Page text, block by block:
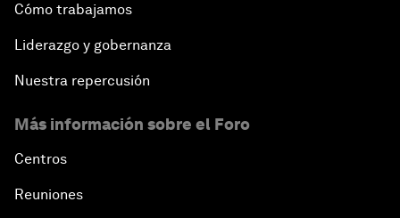
Cómo trabajamos
Liderazgo y gobernanza
Nuestra repercusión
Más información sobre el Foro
Centros
Reuniones